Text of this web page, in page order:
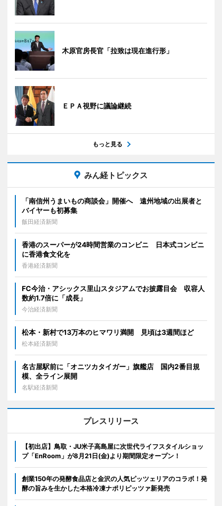
木原官房長官「拉致は現在進行形」
ＥＰＡ視野に議論継続
もっと見る
みん経トピックス
「南信州うまいもの商談会」開催へ 遠州地域の出展者と
バイヤーも初募集
飯田経済新聞
香港のスーパーが24時間営業のコンビニ 日本式コンビニ
に香港食文化を
香港経済新聞
FC今治・アシックス里山スタジアムでお披露目会 収容人
数約1.7倍に「成長」
今治経済新聞
松本・新村で13万本のヒマワリ満開 見頃は3週間ほど
松本経済新聞
名古屋駅前に「オニツカタイガー」旗艦店 国内2番目規
模、全ライン展開
名駅経済新聞
プレスリリース
【初出店】鳥取・JU米子高島屋に次世代ライフスタイルショッ
プ「EnRoom」が8月21日(金)より期間限定オープン！
創業150年の発酵食品店と金沢の人気ピッツェリアのコラボ！発
酵の旨みを生かした本格冷凍ナポリピッツァ新発売